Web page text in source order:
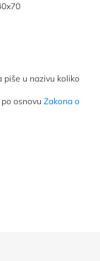
piše u nazivu koliko
osnovu Zakona o